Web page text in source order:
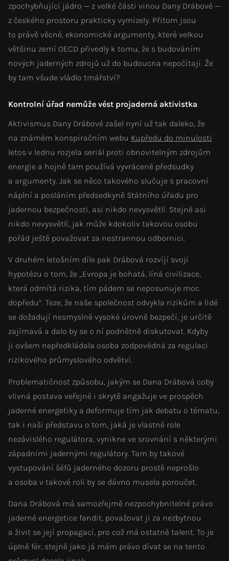
zpochybňující jádro — z velké části vinou Dany Drábové —
z českého prostoru prakticky vymizely. Přitom jsou
to právě věcné, ekonomické argumenty, které velkou
většinu zemí OECD přivedly k tomu, že s budováním
nových jaderných zdrojů už do budoucna nepočítají. Že
by tam všude vládlo tmářství?
Kontrolní úřad nemůže vést projaderná aktivistka
Aktivismus Dany Drábové zašel nyní už tak daleko, že
na známém konspiračním webu Kupředu do minulosti
letos v lednu rozjela seriál proti obnovitelným zdrojům
energie a hojně tam používá vyvrácené předsudky
a argumenty. Jak se něco takového slučuje s pracovní
náplní a posláním předsedkyně Státního úřadu pro
jadernou bezpečnosti, asi nikdo nevysvětlí. Stejně asi
nikdo nevysvětlí, jak může kdokoliv takovou osobu
pořád ještě považovat za nestrannou odbornici.
V druhém letošním díle pak Drábová rozvíjí svoji
hypotézu o tom, že „Evropa je bohatá, líná civilizace,
která odmítá rizika, tím pádem se neposunuje moc
dopředu“. Teze, že naše společnost odvykla rizikům a lidé
se dožadují nesmyslně vysoké úrovně bezpečí, je určitě
zajímavá a dalo by se o ní podnětně diskutovat. Kdyby
ji ovšem nepředkládala osoba zodpovědná za regulaci
rizikového průmyslového odvětví.
Problematičnost způsobu, jakým se Dana Drábová coby
vlivná postava veřejně i skrytě angažuje ve prospěch
jaderné energetiky a deformuje tím jak debatu o tématu,
tak i naši představu o tom, jaká je vlastně role
nezávislého regulátora, vynikne ve srovnání s některými
západními jadernými regulátory. Tam by takové
vystupování šéfů jaderného dozoru prostě neprošlo
a osoba v takové roli by se dávno musela poroučet.
Dana Drábová má samozřejmě nezpochybnitelné právo
jaderné energetice fandit, považovat ji za nezbytnou
a živit se její propagací, pro což má ostatně talent. To je
úplně fér, stejně jako já mám právo dívat se na tento